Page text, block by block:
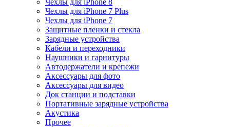
Чехлы для iPhone 8
Чехлы для iPhone 7 Plus
Чехлы для iPhone 7
Защитные пленки и стекла
Зарядные устройства
Кабели и переходники
Наушники и гарнитуры
Автодержатели и крепежи
Аксессуары для фото
Аксессуары для видео
Док станции и подставки
Портативные зарядные устройства
Акустика
Прочее